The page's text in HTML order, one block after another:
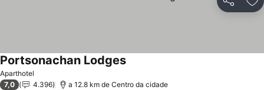
Partilhar
Aparthotel
Portsonachan LodgesVer preços
7,0 4.396 a 12.8 km de Centro da cidade